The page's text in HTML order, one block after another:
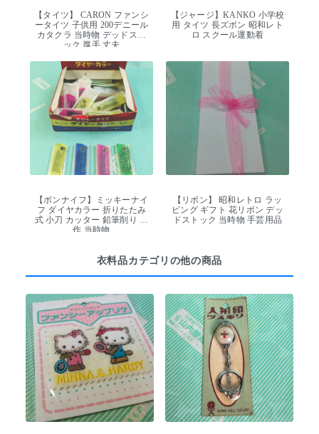
【タイツ】 CARON ファンシ
ータイツ 子供用 200デニール
カタクラ 当時物 デッドスト
ック 厚手 丈夫
【ジャージ】KANKO 小学校
用 タイツ 長ズボン 昭和レト
ロ スクール運動着
【ボンナイフ】ミッキーナイ
フ ダイヤカラー 折りたたみ
式 小刀 カッター 鉛筆削り 工
作 当時物
【リボン】 昭和レトロ ラッ
ピング ギフト 花リボン デッ
ドストック 当時物 手芸用品
衣料品カテゴリの他の商品